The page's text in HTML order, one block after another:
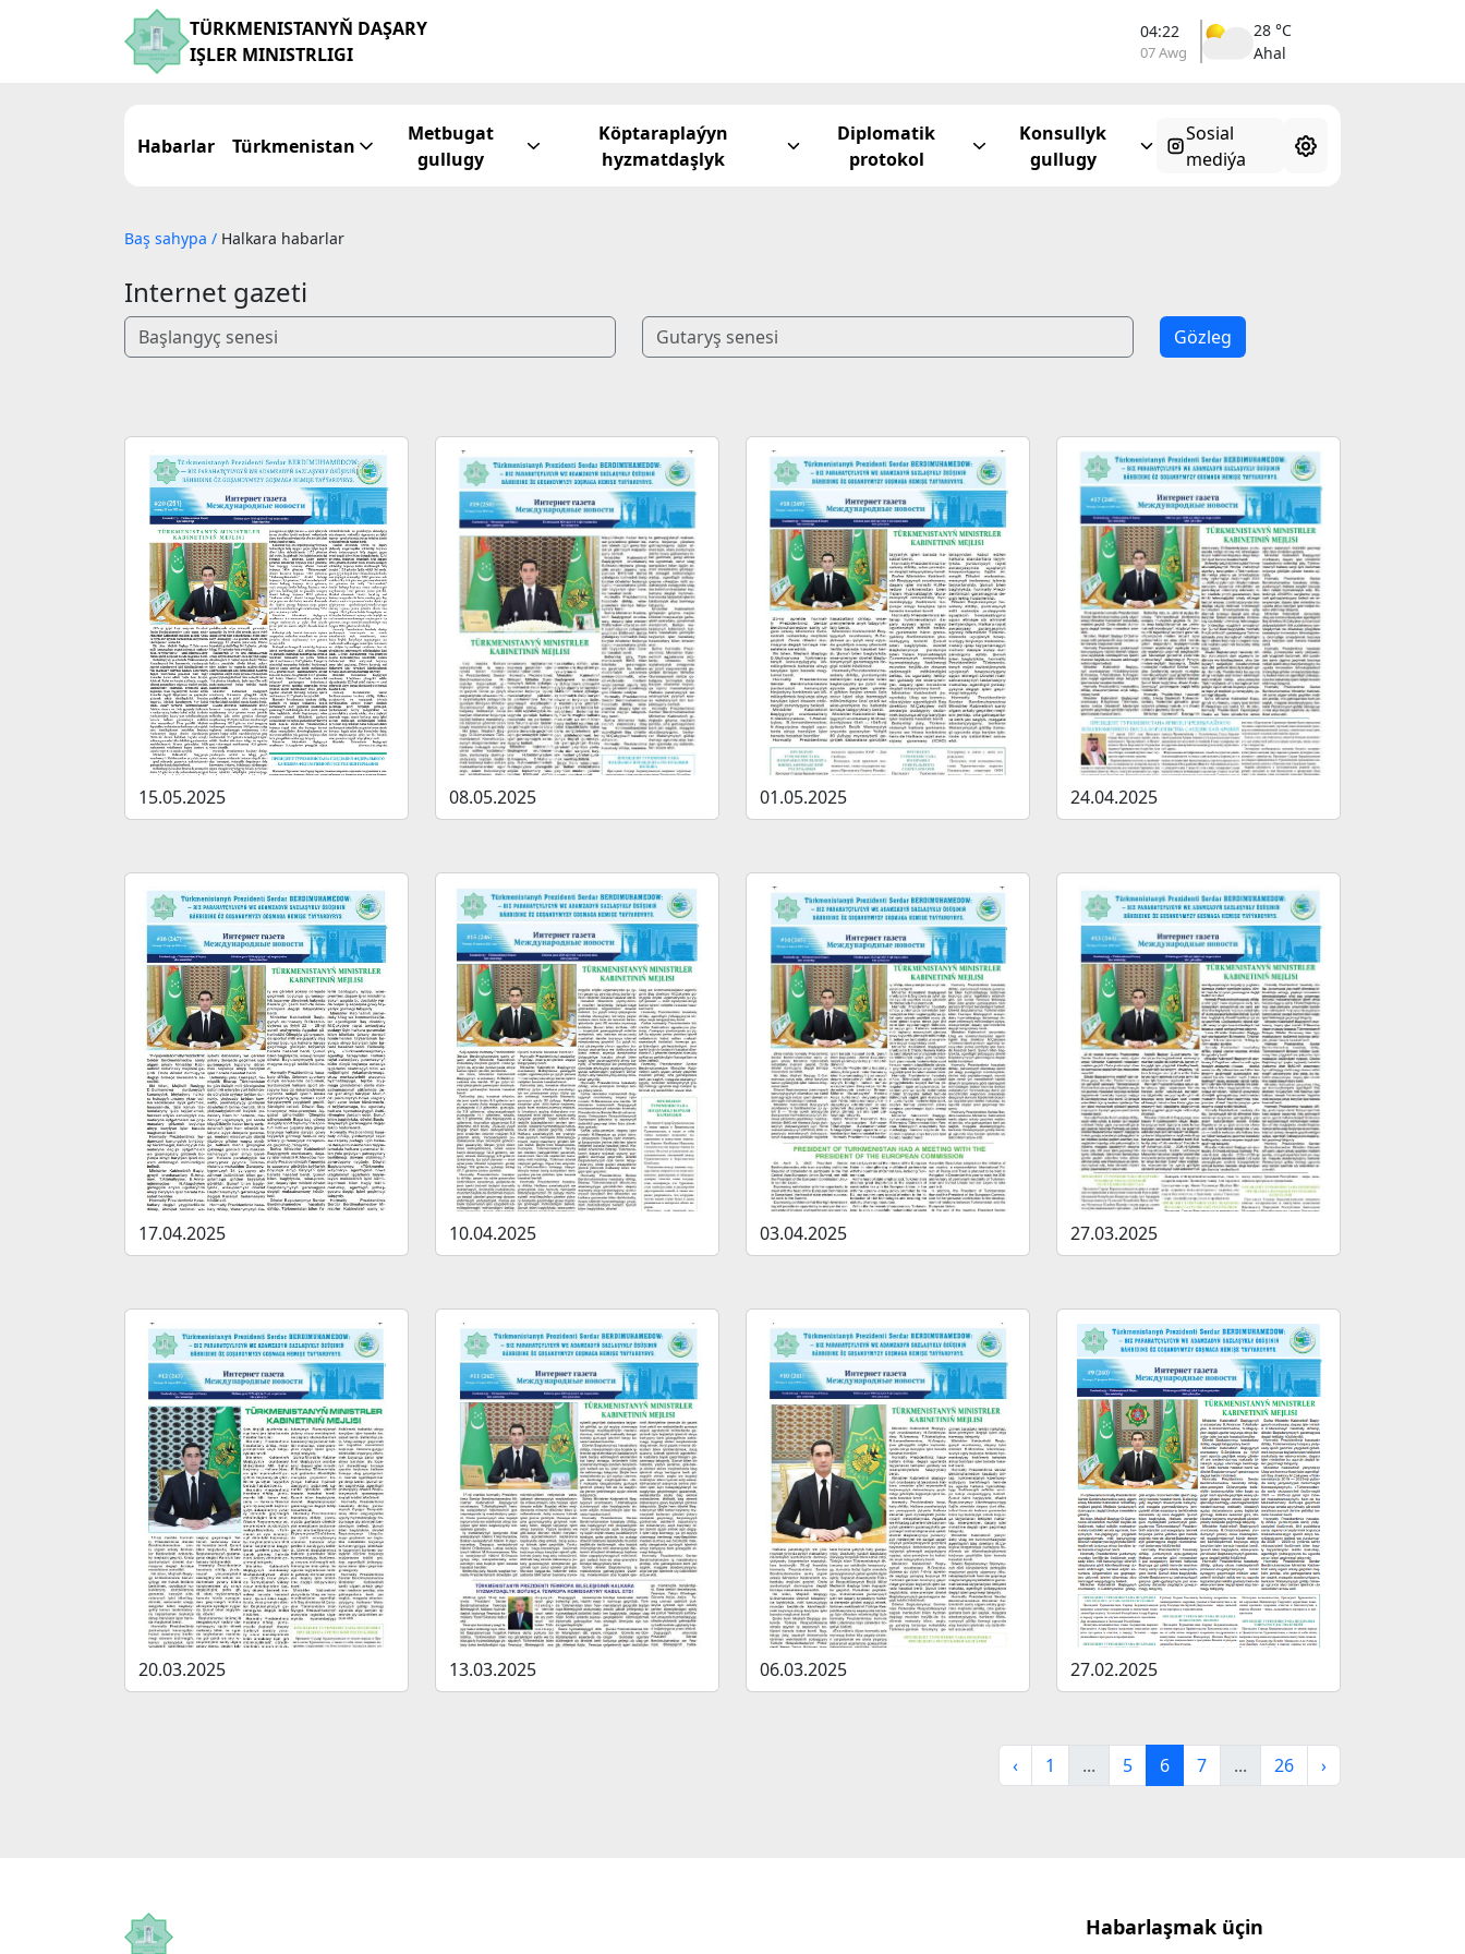
TÜRKMENISTANYŇ DAŞARY
IŞLER MINISTRLIGI
04:22
07 Awg
28 °C
Ahal
Habarlar Türkmenistan
Metbugat
gullugy
Köptaraplaýyn
hyzmatdaşlyk
Diplomatik
protokol
Konsullyk
gullugy
Sosial
mediýa
Baş sahypa / Halkara habarlar
Internet gazeti
Gözleg
15.05.2025 08.05.2025 01.05.2025 24.04.2025
17.04.2025 10.04.2025 03.04.2025 27.03.2025
20.03.2025 13.03.2025 06.03.2025 27.02.2025
‹ 1 ... 5 6 7 ... 26 ›
Habarlaşmak üçin